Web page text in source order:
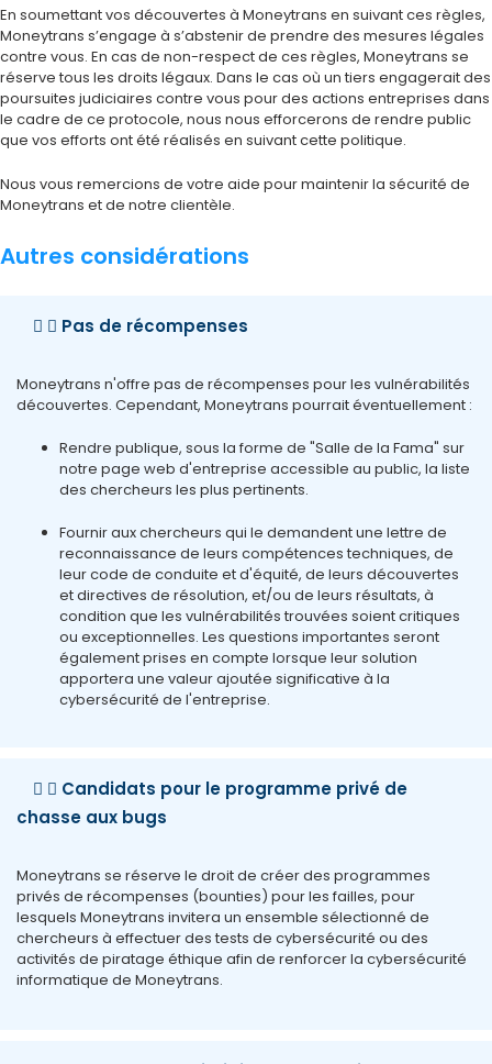
En soumettant vos découvertes à Moneytrans en suivant ces règles,
Moneytrans s’engage à s’abstenir de prendre des mesures légales
contre vous. En cas de non-respect de ces règles, Moneytrans se
réserve tous les droits légaux. Dans le cas où un tiers engagerait des
poursuites judiciaires contre vous pour des actions entreprises dans
le cadre de ce protocole, nous nous efforcerons de rendre public
que vos efforts ont été réalisés en suivant cette politique.
Nous vous remercions de votre aide pour maintenir la sécurité de
Moneytrans et de notre clientèle.
Autres considérations
Pas de récompenses
Moneytrans n'offre pas de récompenses pour les vulnérabilités
découvertes. Cependant, Moneytrans pourrait éventuellement :
Rendre publique, sous la forme de "Salle de la Fama" sur
notre page web d'entreprise accessible au public, la liste
des chercheurs les plus pertinents.
Fournir aux chercheurs qui le demandent une lettre de
reconnaissance de leurs compétences techniques, de
leur code de conduite et d'équité, de leurs découvertes
et directives de résolution, et/ou de leurs résultats, à
condition que les vulnérabilités trouvées soient critiques
ou exceptionnelles. Les questions importantes seront
également prises en compte lorsque leur solution
apportera une valeur ajoutée significative à la
cybersécurité de l'entreprise.
Candidats pour le programme privé de
chasse aux bugs
Moneytrans se réserve le droit de créer des programmes
privés de récompenses (bounties) pour les failles, pour
lesquels Moneytrans invitera un ensemble sélectionné de
chercheurs à effectuer des tests de cybersécurité ou des
activités de piratage éthique afin de renforcer la cybersécurité
informatique de Moneytrans.